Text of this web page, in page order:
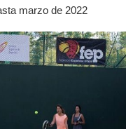
marzo de 2022